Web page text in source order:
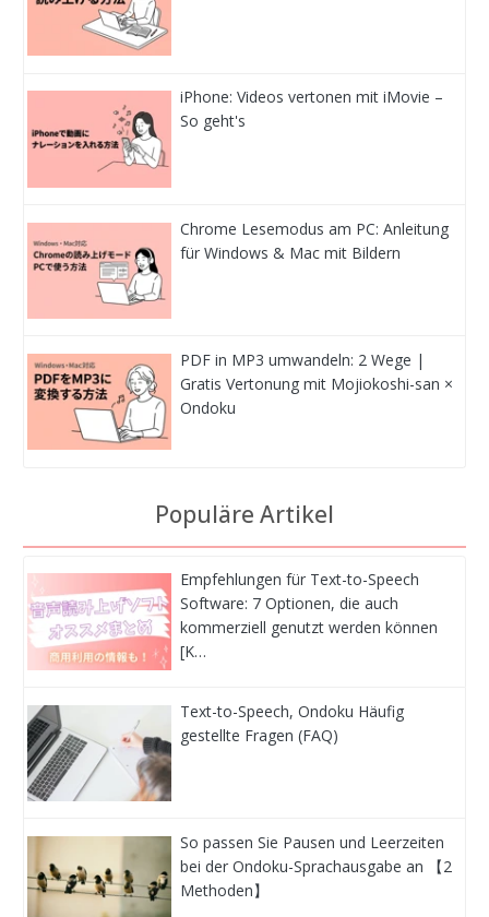
iPhone: Videos vertonen mit iMovie –
So geht's
Chrome Lesemodus am PC: Anleitung
für Windows & Mac mit Bildern
PDF in MP3 umwandeln: 2 Wege |
Gratis Vertonung mit Mojiokoshi-san ×
Ondoku
Populäre Artikel
Empfehlungen für Text-to-Speech
Software: 7 Optionen, die auch
kommerziell genutzt werden können
[K…
Text-to-Speech, Ondoku Häufig
gestellte Fragen (FAQ)
So passen Sie Pausen und Leerzeiten
bei der Ondoku-Sprachausgabe an 【2
Methoden】